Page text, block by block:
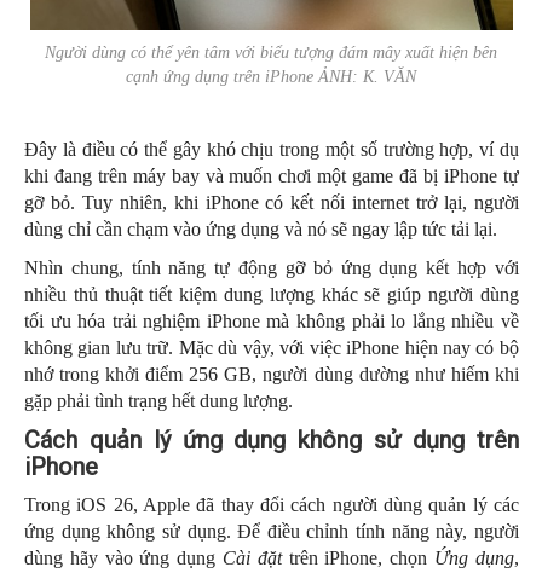
Người dùng có thể yên tâm với biểu tượng đám mây xuất hiện bên
cạnh ứng dụng trên iPhone ẢNH: K. VĂN
Đây là điều có thể gây khó chịu trong một số trường hợp, ví dụ
khi đang trên máy bay và muốn chơi một game đã bị iPhone tự
gỡ bỏ. Tuy nhiên, khi iPhone có kết nối internet trở lại, người
dùng chỉ cần chạm vào ứng dụng và nó sẽ ngay lập tức tải lại.
Nhìn chung, tính năng tự động gỡ bỏ ứng dụng kết hợp với
nhiều thủ thuật tiết kiệm dung lượng khác sẽ giúp người dùng
tối ưu hóa trải nghiệm iPhone mà không phải lo lắng nhiều về
không gian lưu trữ. Mặc dù vậy, với việc iPhone hiện nay có bộ
nhớ trong khởi điểm 256 GB, người dùng dường như hiếm khi
gặp phải tình trạng hết dung lượng.
Cách quản lý ứng dụng không sử dụng trên
iPhone
Trong iOS 26, Apple đã thay đổi cách người dùng quản lý các
ứng dụng không sử dụng. Để điều chỉnh tính năng này, người
dùng hãy vào ứng dụng Cài đặttrên iPhone, chọn Ứng dụng,